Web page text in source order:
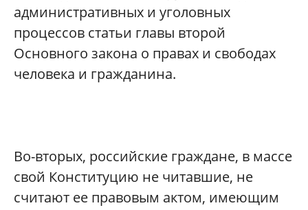
административных и уголовных
процессов статьи главы второй
Основного закона о правах и свободах
человека и гражданина.
Во-вторых, российские граждане, в массе
свой Конституцию не читавшие, не
считают ее правовым актом, имеющим